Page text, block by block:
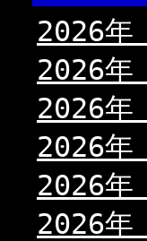
2026年
2026年
2026年
2026年
2026年
2026年